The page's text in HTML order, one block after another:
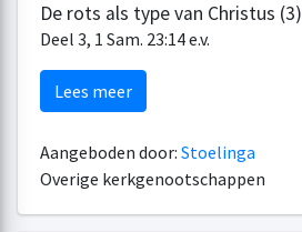
De rots als type van Christus (3)
Deel 3, 1 Sam. 23:14 e.v.
Lees meer
Aangeboden door: Stoelinga
Overige kerkgenootschappen